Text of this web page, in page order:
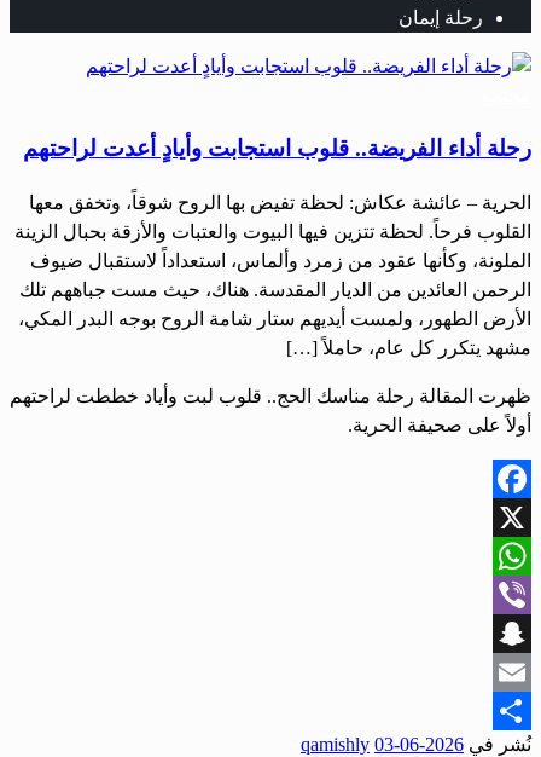
رحلة إيمان
رحلة أداء الفريضة.. قلوب استجابت وأيادٍ أعدت لراحتهم
الحرية – عائشة عكاش: لحظة تفيض بها الروح شوقاً، وتخفق معها
القلوب فرحاً. لحظة تتزين فيها البيوت والعتبات والأزقة بحبال الزينة
الملونة، وكأنها عقود من زمرد وألماس، استعداداً لاستقبال ضيوف
الرحمن العائدين من الديار المقدسة. هناك، حيث مست جباههم تلك
الأرض الطهور، ولمست أيديهم ستار شامة الروح بوجه البدر المكي،
مشهد يتكرر كل عام، حاملاً […]
ظهرت المقالة رحلة مناسك الحج.. قلوب لبت وأياد خططت لراحتهم
أولاً على صحيفة الحرية.
Facebook
X
WhatsApp
Viber
Snapchat
Email
Share
نُشر في 2026-06-03
qamishly